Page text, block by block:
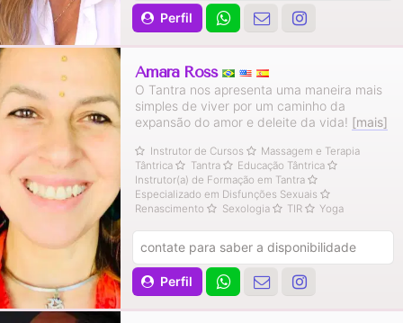
Perfil
Amara Ross
O Tantra nos apresenta uma maneira mais
simples de viver por um caminho da
expansão do amor e deleite da vida! [mais]
Instrutor de Cursos
Massagem e Terapia
Tântrica
Tantra
Educação Tântrica
Instrutor(a) de Formação em Tantra
Especializado em Disfunções Sexuais
Renascimento
Sexologia TIR Yoga
Perfil
contate para saber a disponibilidade